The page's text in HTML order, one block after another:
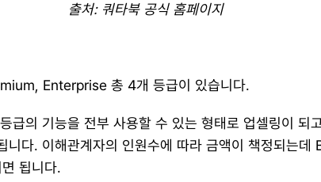
출처: 쿼타북 공식 홈페이지
Enterprise 총 4개 등급이 있습니다.
급의 기능을 전부 사용할 수 있는 형태로 업셀링이 되
니다. 이해관계자의 인원수에 따라 금액이 책정되는데
됩니다.